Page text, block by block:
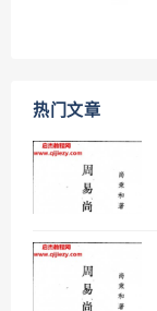
热门文章